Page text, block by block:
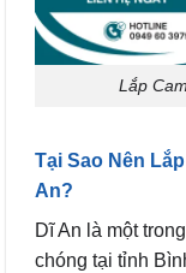
Lắp
Tại Sao Nên
An?
Dĩ An là một
chóng tại tỉnh